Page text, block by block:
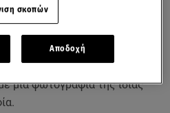
τον περασμένο Μάιο- βίντεο ΕΡΤ
είχε χθες ηΝικολέττα Ράλλη
της φίλους για τις
μια φωτογραφία της ίδιας
σκοπών
Αποδοχή